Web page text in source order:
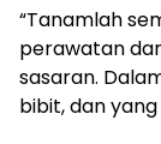
“Tanamlah
perawatan
sasaran.
bibit, dan